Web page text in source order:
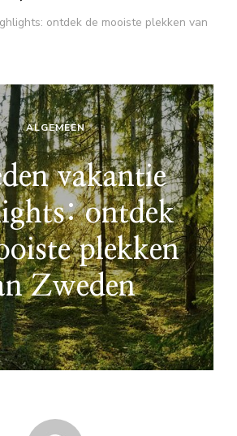
ontdek de mooiste plekken van
ALGEMEEN
vakantie
ontdek
plekken
Zweden